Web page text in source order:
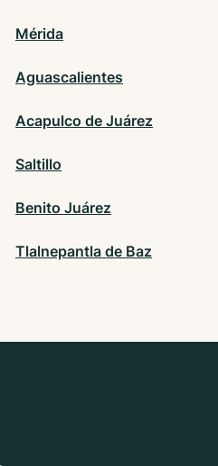
Mérida
Aguascalientes
Acapulco de Juárez
Saltillo
Benito Juárez
Tlalnepantla de Baz